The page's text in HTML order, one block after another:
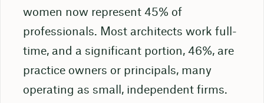
women now represent 45% of
professionals. Most architects work full-
time, and a significant portion, 46%, are
practice owners or principals, many
operating as small, independent firms.